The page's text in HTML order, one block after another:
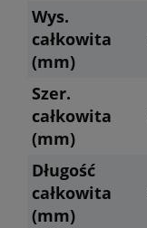
Wys.
całkowita
(mm)
Szer.
całkowita
(mm)
Długość
całkowita
(mm)